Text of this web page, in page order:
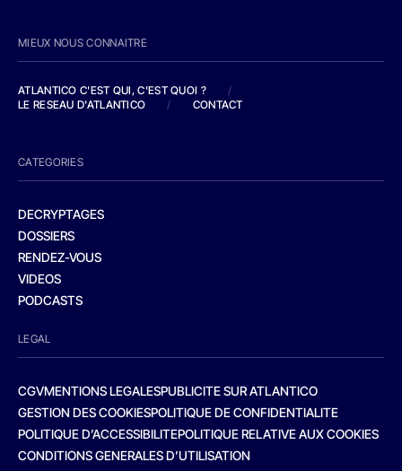
MIEUX NOUS CONNAITRE
ATLANTICO C'EST QUI, C'EST QUOI ?
/
LE RESEAU D'ATLANTICO
/ CONTACT
CATEGORIES
DECRYPTAGES
DOSSIERS
RENDEZ-VOUS
VIDEOS
PODCASTS
LEGAL
CGVMENTIONS LEGALESPUBLICITE SUR ATLANTICO
GESTION DES COOKIESPOLITIQUE DE CONFIDENTIALITE
POLITIQUE D’ACCESSIBILITEPOLITIQUE RELATIVE AUX COOKIES
CONDITIONS GENERALES D’UTILISATION